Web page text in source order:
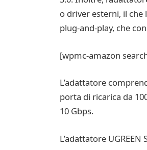
o driver esterni, il che
plug-and-play, che
[wpmc-amazon
L’adattatore
porta di ricarica da
10 Gbps.
L’adattatore